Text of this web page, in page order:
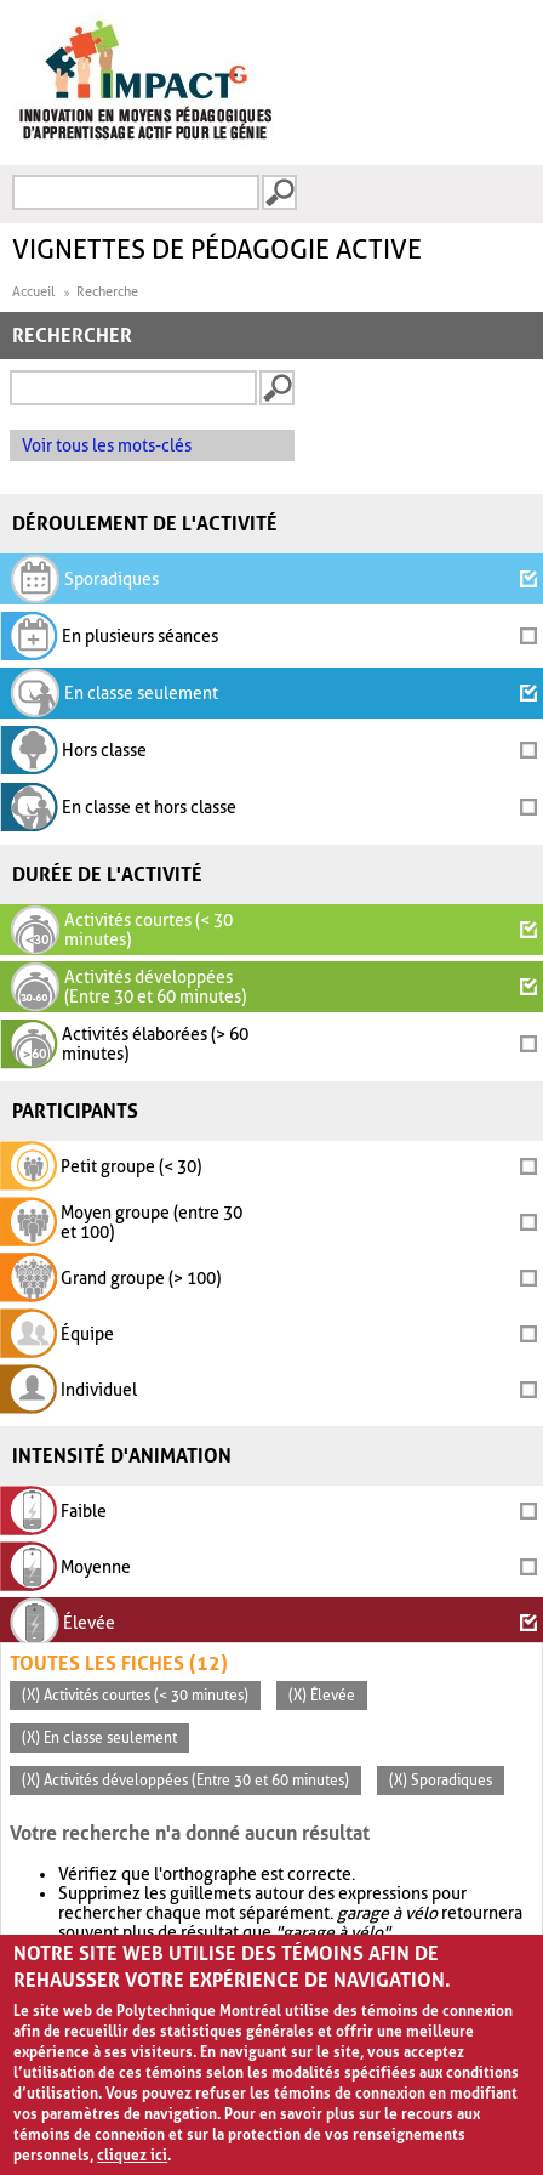
FORMULAIRE DE
VIGNETTES DE PÉDAGOGIE ACTIVE
Accueil Recherche
RECHERCHER
Voir tous les mots-clés
DÉROULEMENT DE L'ACTIVITÉ
Sporadiques
En plusieurs séances
En classe seulement
Hors classe
En classe et hors classe
DURÉE DE L'ACTIVITÉ
Activités courtes (< 30
minutes)
Activités développées
(Entre 30 et 60 minutes)
Activités élaborées (> 60
minutes)
PARTICIPANTS
Petit groupe (< 30)
Moyen groupe (entre 30
et 100)
Grand groupe (> 100)
Équipe
Individuel
INTENSITÉ D'ANIMATION
Faible
Moyenne
Élevée
TOUTES LES FICHES (12)
(X) Activités courtes (< 30 minutes) (X) Élevée
(X) En classe seulement
(X) Activités développées (Entre 30 et 60 minutes) (X) Sporadiques
Votre recherche n'a donné aucun résultat
Vérifiez que l'orthographe est correcte.
Supprimez les guillemets autour des expressions pour
rechercher chaque mot séparément. garage à véloretournera
souvent plus de résultat que"garage à vélo".
Envisagez d'élargir votre recherche avec OR.garage OR vélo
retournera souvent plus de résultat quegarage à vélo
NOTRE SITE WEB UTILISE DES TÉMOINS AFIN DE
REHAUSSER VOTRE EXPÉRIENCE DE NAVIGATION.
Le site web de Polytechnique Montréal utilise des témoins de connexion
afin de recueillir des statistiques générales et offrir une meilleure
expérience à ses visiteurs. En naviguant sur le site, vous acceptez
l’utilisation de ces témoins selon les modalités spécifiées aux conditions
d’utilisation. Vous pouvez refuser les témoins de connexion en modifiant
vos paramètres de navigation. Pour en savoir plus sur le recours aux
témoins de connexion et sur la protection de vos renseignements
personnels,cliquez ici.